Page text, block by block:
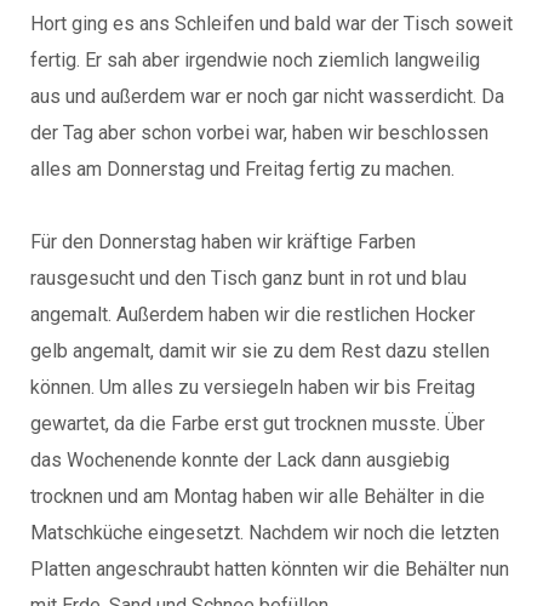
Hort ging es ans Schleifen und bald war der Tisch soweit
fertig. Er sah aber irgendwie noch ziemlich langweilig
aus und außerdem war er noch gar nicht wasserdicht. Da
der Tag aber schon vorbei war, haben wir beschlossen
alles am Donnerstag und Freitag fertig zu machen.
Für den Donnerstag haben wir kräftige Farben
rausgesucht und den Tisch ganz bunt in rot und blau
angemalt. Außerdem haben wir die restlichen Hocker
gelb angemalt, damit wir sie zu dem Rest dazu stellen
können. Um alles zu versiegeln haben wir bis Freitag
gewartet, da die Farbe erst gut trocknen musste. Über
das Wochenende konnte der Lack dann ausgiebig
trocknen und am Montag haben wir alle Behälter in die
Matschküche eingesetzt. Nachdem wir noch die letzten
Platten angeschraubt hatten könnten wir die Behälter nun